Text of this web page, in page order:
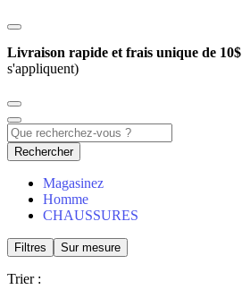
Livraison rapide et frais unique de 10$
s'appliquent)
Rechercher
Magasinez
Homme
CHAUSSURES
Filtres Sur mesure
Trier :